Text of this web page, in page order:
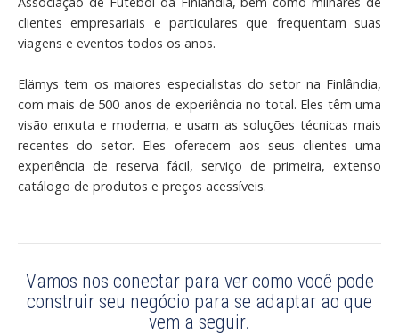
clientes empresariais e particulares que frequentam suas
viagens e eventos todos os anos.
Elämys tem os maiores especialistas do setor na Finlândia,
com mais de 500 anos de experiência no total. Eles têm uma
visão enxuta e moderna, e usam as soluções técnicas mais
recentes do setor. Eles oferecem aos seus clientes uma
experiência de reserva fácil, serviço de primeira, extenso
catálogo de produtos e preços acessíveis.
Vamos nos conectar para ver como você pode
construir seu negócio para se adaptar ao que
vem a seguir.